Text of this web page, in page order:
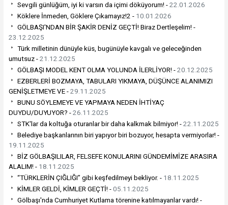
Sevgili günlüğüm, iyi ki varsın da içimi döküyorum! -22.01.2026
Köklere İnmeden, Göklere Çıkamayız!2 - 10.01.2026
GÖLBAŞI'NDAN BİR ŞAKİR DENİZ GEÇTİ! Biraz Dertleşelim! -
23.12.2025
Türk milletinin dünüyle küs, bugünüyle kavgalı ve geleceğinden
umutsuz -21.12.2025
GÖLBAŞI MODEL KENT OLMA YOLUNDA İLERLİYOR! -20.12.2025
EZBERLERİ BOZMAYA, TABULARI YIKMAYA, DÜŞÜNCE ALANIMIZI
GENİŞLETMEYE VE -29.11.2025
BUNU SÖYLEMEYE VE YAPMAYA NEDEN İHTİYAÇ
DUYDU/DUYUYOR? -26.11.2025
STK'lar da koltuğa oturanlar bir daha kalkmak bilmiyor! -22.11.2025
Belediye başkanlarının biri yapıyor biri bozuyor, hesapta vermiyorlar! -
19.11.2025
BİZ GÖLBAŞILILAR, FELSEFE KONULARINI GÜNDEMİMİZE ARASIRA
ALALIM! - 18.11.2025
“TÜRKLERİN ÇIĞLIĞI” gibi keşfedilmeyi bekliyor. - 18.11.2025
KİMLER GELDİ, KİMLER GEÇTİ! -05.11.2025
Gölbaşı'nda Cumhuriyet Kutlama törenine katılmayanlar vardı! -